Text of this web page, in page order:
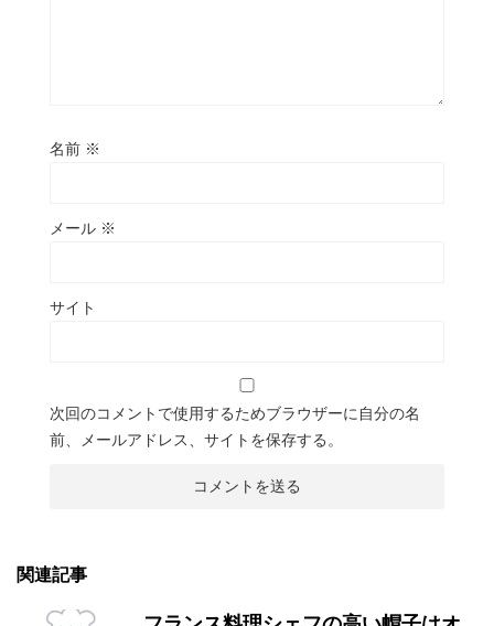
名前 ※
メール ※
サイト
次回のコメントで使用するためブラウザーに自分の名
前、メールアドレス、サイトを保存する。
関連記事